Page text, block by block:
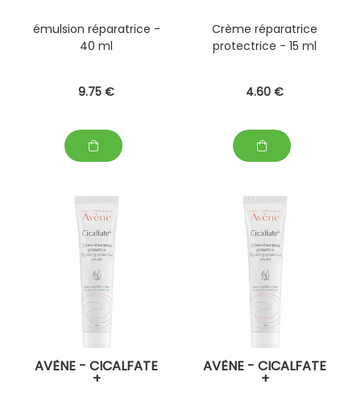
émulsion réparatrice -
40 ml
9.75 €
Crème réparatrice
protectrice - 15 ml
4.60 €
AVÈNE - CICALFATE
+
AVÈNE - CICALFATE
+